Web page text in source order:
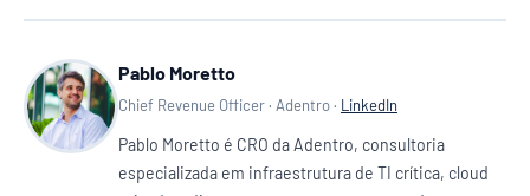
Pablo Moretto
Chief Revenue Officer · Adentro · LinkedIn
Pablo Moretto é CRO da Adentro, consultoria
especializada em infraestrutura de TI crítica, cloud